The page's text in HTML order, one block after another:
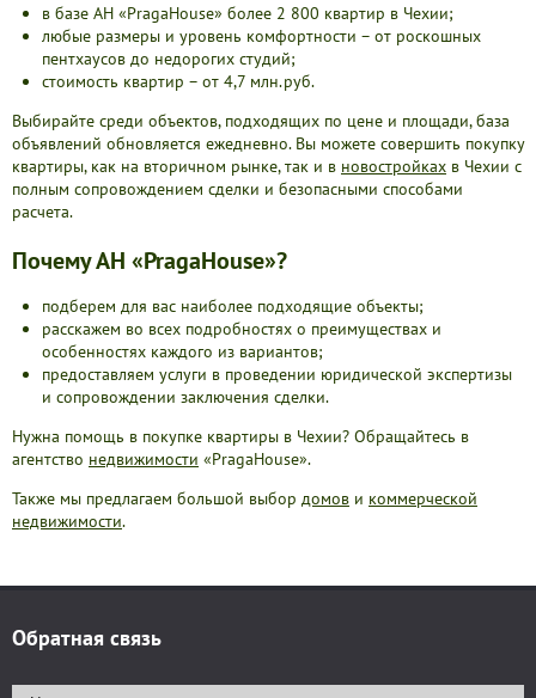
в базе АН «PragaHouse» более 2 800 квартир в Чехии;
любые размеры и уровень комфортности – от роскошных
пентхаусов до недорогих студий;
стоимость квартир – от 4,7 млн.руб.
Выбирайте среди объектов, подходящих по цене и площади, база
объявлений обновляется ежедневно. Вы можете совершить покупку
квартиры, как на вторичном рынке, так и в новостройках в Чехии с
полным сопровождением сделки и безопасными способами
расчета.
Почему АН «PragaHouse»?
подберем для вас наиболее подходящие объекты;
расскажем во всех подробностях о преимуществах и
особенностях каждого из вариантов;
предоставляем услуги в проведении юридической экспертизы
и сопровождении заключения сделки.
Нужна помощь в покупке квартиры в Чехии? Обращайтесь в
агентство недвижимости «PragaHouse».
Также мы предлагаем большой выбор домов и коммерческой
недвижимости.
Обратная связь